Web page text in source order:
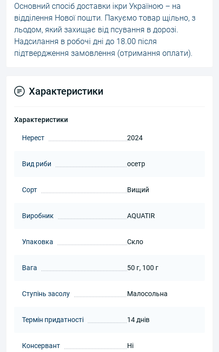
Основний спосіб доставки ікри Україною – на
відділення Нової пошти. Пакуємо товар щільно, з
льодом, який захищає від псування в дорозі.
Надсилання в робочі дні до 18.00 після
підтвердження замовлення (отримання оплати).
Характеристики
Характеристики
Нерест 2024
Вид риби осетр
Сорт Вищий
Виробник AQUATIR
Упаковка Скло
Вага 50 г, 100 г
Ступінь засолу Малосольна
Термін придатності 14 днів
Консервант Ні